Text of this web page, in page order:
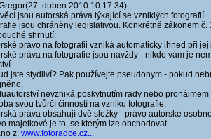
duben 2010 10:17:34) :
jsou autorská práva týkající se vzniklých fotografií.
jsou chráněny legislativou. Konkrétně zákonem
shrnutí:
právo na fotografii vzniká automaticky ihned při
práva na fotografie jsou navždy - nikdo vám je
jste stydliví? Pak používejte pseudonym - pokud
nevzniká poskytnutím rady nebo
svou tvůrčí činností na vzniku fotografie.
práva obsahují dvě složky - právo autorské
majetkové je to, se kterým lze obchodovat.
z: www.fotoradce.cz...